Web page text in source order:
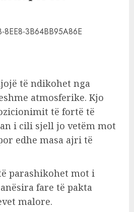
të ndikohet nga
atmosferike. Kjo
të fortë të
i cili sjell jo vetëm mot
edhe masa ajri të
parashikohet mot i
fare të pakta
malore.